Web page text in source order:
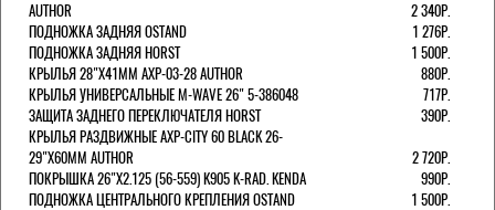
AUTHOR
2 340Р.
ПОДНОЖКА ЗАДНЯЯ OSTAND
1 276Р.
ПОДНОЖКА ЗАДНЯЯ HORST
1 500Р.
КРЫЛЬЯ 28"Х41ММ AXP-03-28 AUTHOR
880Р.
КРЫЛЬЯ УНИВЕРСАЛЬНЫЕ M-WAVE 26" 5-386048
717Р.
ЗАЩИТА ЗАДНЕГО ПЕРЕКЛЮЧАТЕЛЯ HORST
390Р.
КРЫЛЬЯ РАЗДВИЖНЫЕ AXP-CITY 60 BLACK 26-
29"Х60ММ AUTHOR
2 720Р.
ПОКРЫШКА 26"Х2.125 (56-559) K905 K-RAD. KENDA
990Р.
ПОДНОЖКА ЦЕНТРАЛЬНОГО КРЕПЛЕНИЯ OSTAND
1 500Р.